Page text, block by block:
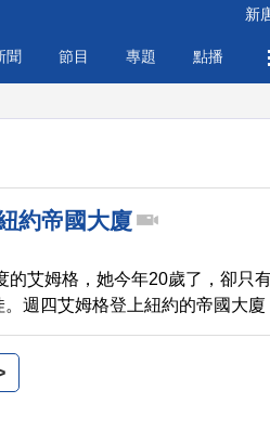
新
聞 節目 專題 點播
約帝國大廈
的艾姆格，她今年20歲了，卻只
週四艾姆格登上紐約的帝國大廈